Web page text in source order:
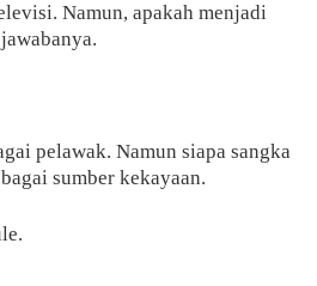
Namun, apakah menjadi
pelawak. Namun siapa sangka
sumber kekayaan.